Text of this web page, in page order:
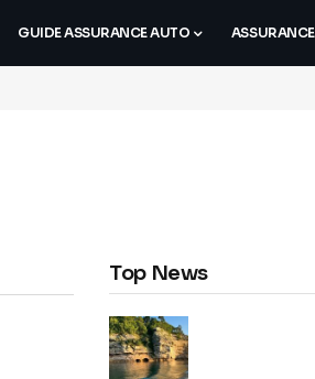
GUIDE ASSURANCE AUTO
Top News